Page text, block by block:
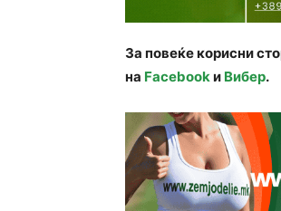
За повеќе корисни
на Facebookи Вибер.